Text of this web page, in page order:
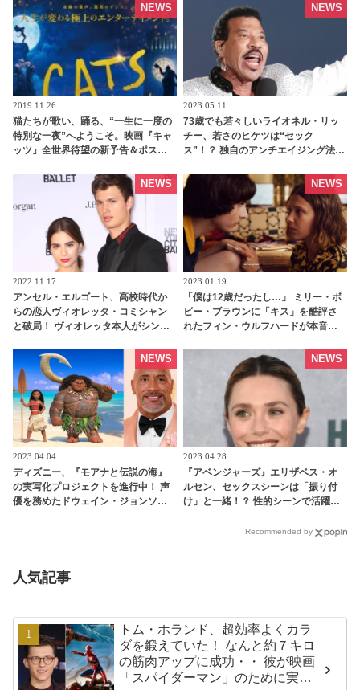
め【後編】 - tvgroove
ラファロは針が怖くて断念［写真あ
り］ - tvgroove
2019.11.26
猫たちが歌い、踊る、“一生に一度の
特別な一夜”へようこそ。映画『キャ
ッツ』全世界待望の新予告＆ポスタ
NEWS
2023.05.11
73歳でも若々しいライオネル・リッ
チー、若さのヒケツは“セック
ス”！？ 独自のアンチエイジング法を
NEWS
2022.11.17
アンセル・エルゴート、高校時代か
らの恋人ヴィオレッタ・コミシャン
と破局！ ヴィオレッタ本人がシング
歳で…」 - tvgroove
NEWS
2023.01.19
「僕は12歳だったし…」 ミリー・ボ
ビー・ブラウンに「キス」を酷評さ
れたフィン・ウルフハードが本音を
ス」での初々しいキスシーンをふり
返る［動画あり］ - tvgroove
NEWS
2023.04.04
ディズニー、『モアナと伝説の海』
の実写化プロジェクトを進行中！ 声
優を務めたドウェイン・ジョンソン
NEWS
2023.04.28
『アベンジャーズ』エリザベス・オ
ルセン、セックスシーンは「振り付
け」と一緒！？ 性的シーンで活躍す
ター」の重要性についても語る -
NEWS
Recommended by
人気記事
トム・ホランド、超効率よくカラ
ダを鍛えていた！ なんと約７キロ
の筋肉アップに成功・・ 彼が映画
「スパイダーマン」のために実践